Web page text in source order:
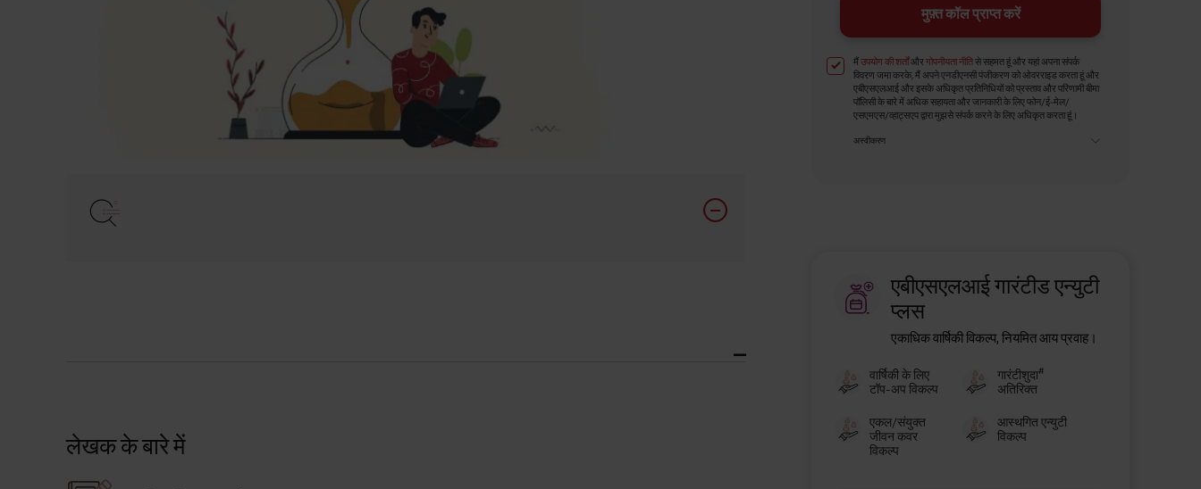
लेखक के बारे में
मुफ़्त कॉल प्राप्त करें
मैंउपयोग की शर्तोंऔरगोपनीयता नीतिसे सहमत हूं और यहां अपना संपर्क
विवरण जमा करके, मैं अपने एनडीएनसी पंजीकरण को ओवरराइड करता हूं और
एबीएसएलआई और इसके अधिकृत प्रतिनिधियों को प्रस्ताव और परिणामी बीमा
पॉलिसी के बारे में अधिक सहायता और जानकारी के लिए फोन/ई-मेल/
एसएमएस/व्हाट्सएप द्वारा मुझसे संपर्क करने के लिए अधिकृत करता हूं।
अस्वीकरण
एबीएसएलआई गारंटीड एन्युटी
प्लस
एकाधिक वार्षिकी विकल्प, नियमित आय प्रवाह।
वार्षिकी के लिए
टॉप-अप विकल्प
गारंटीशुदा#
अतिरिक्त
एकल/संयुक्त
जीवन कवर
विकल्प
आस्थगित एन्युटी
विकल्प